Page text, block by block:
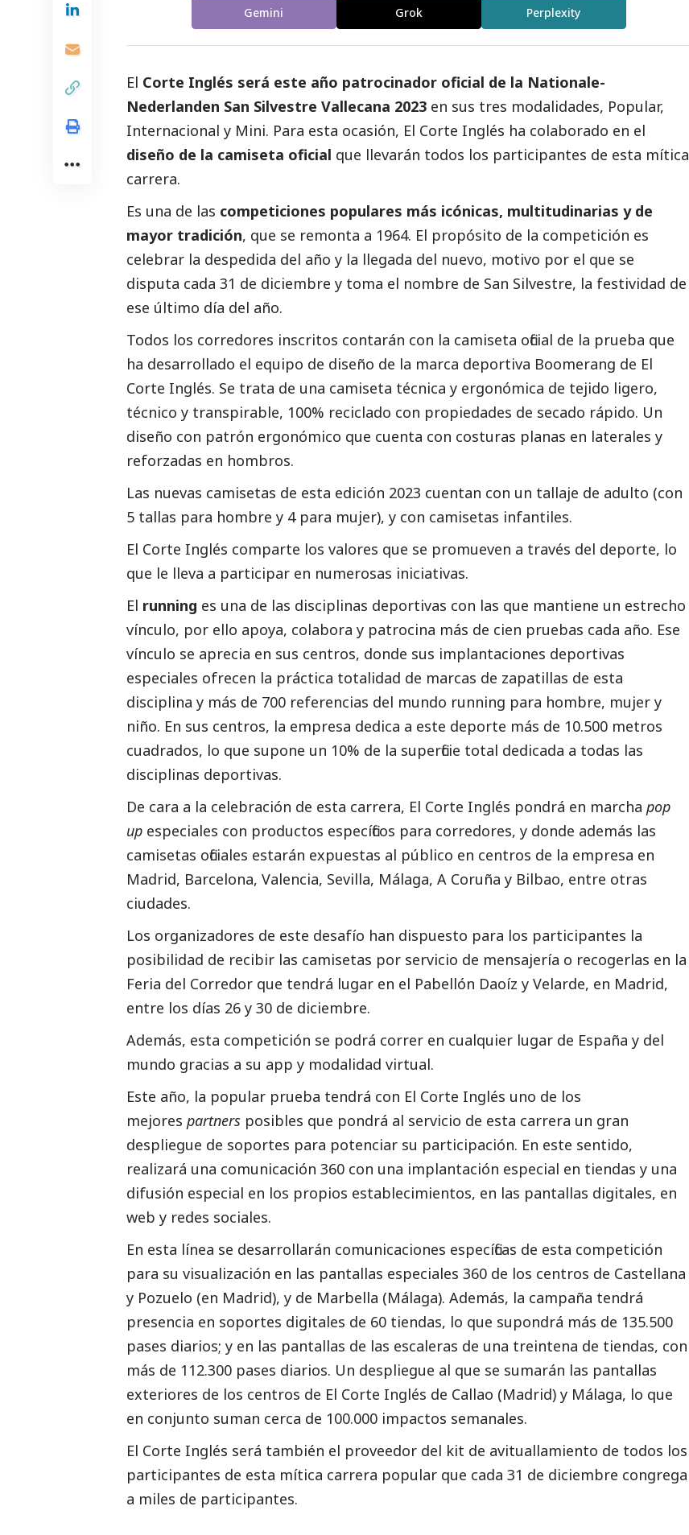
Gemini Grok Perplexity
El Corte Inglés será este año patrocinador oficial de la Nationale-
Nederlanden San Silvestre Vallecana 2023 en sus tres modalidades, Popular,
Internacional y Mini. Para esta ocasión, El Corte Inglés ha colaborado en el
diseño de la camiseta oficial que llevarán todos los participantes de esta mítica
carrera.
Es una de las competiciones populares más icónicas, multitudinarias y de
mayor tradición, que se remonta a 1964. El propósito de la competición es
celebrar la despedida del año y la llegada del nuevo, motivo por el que se
disputa cada 31 de diciembre y toma el nombre de San Silvestre, la festividad de
ese último día del año.
Todos los corredores inscritos contarán con la camiseta oficial de la prueba que
ha desarrollado el equipo de diseño de la marca deportiva Boomerang de El
Corte Inglés. Se trata de una camiseta técnica y ergonómica de tejido ligero,
técnico y transpirable, 100% reciclado con propiedades de secado rápido. Un
diseño con patrón ergonómico que cuenta con costuras planas en laterales y
reforzadas en hombros.
Las nuevas camisetas de esta edición 2023 cuentan con un tallaje de adulto (con
5 tallas para hombre y 4 para mujer), y con camisetas infantiles.
El Corte Inglés comparte los valores que se promueven a través del deporte, lo
que le lleva a participar en numerosas iniciativas.
El running es una de las disciplinas deportivas con las que mantiene un estrecho
vínculo, por ello apoya, colabora y patrocina más de cien pruebas cada año. Ese
vínculo se aprecia en sus centros, donde sus implantaciones deportivas
especiales ofrecen la práctica totalidad de marcas de zapatillas de esta
disciplina y más de 700 referencias del mundo running para hombre, mujer y
niño. En sus centros, la empresa dedica a este deporte más de 10.500 metros
cuadrados, lo que supone un 10% de la superficie total dedicada a todas las
disciplinas deportivas.
De cara a la celebración de esta carrera, El Corte Inglés pondrá en marcha pop
up especiales con productos específicos para corredores, y donde además las
camisetas oficiales estarán expuestas al público en centros de la empresa en
Madrid, Barcelona, Valencia, Sevilla, Málaga, A Coruña y Bilbao, entre otras
ciudades.
Los organizadores de este desafío han dispuesto para los participantes la
posibilidad de recibir las camisetas por servicio de mensajería o recogerlas en la
Feria del Corredor que tendrá lugar en el Pabellón Daoíz y Velarde, en Madrid,
entre los días 26 y 30 de diciembre.
Además, esta competición se podrá correr en cualquier lugar de España y del
mundo gracias a su app y modalidad virtual.
Este año, la popular prueba tendrá con El Corte Inglés uno de los
mejores partners posibles que pondrá al servicio de esta carrera un gran
despliegue de soportes para potenciar su participación. En este sentido,
realizará una comunicación 360 con una implantación especial en tiendas y una
difusión especial en los propios establecimientos, en las pantallas digitales, en
web y redes sociales.
En esta línea se desarrollarán comunicaciones específicas de esta competición
para su visualización en las pantallas especiales 360 de los centros de Castellana
y Pozuelo (en Madrid), y de Marbella (Málaga). Además, la campaña tendrá
presencia en soportes digitales de 60 tiendas, lo que supondrá más de 135.500
pases diarios; y en las pantallas de las escaleras de una treintena de tiendas, con
más de 112.300 pases diarios. Un despliegue al que se sumarán las pantallas
exteriores de los centros de El Corte Inglés de Callao (Madrid) y Málaga, lo que
en conjunto suman cerca de 100.000 impactos semanales.
El Corte Inglés será también el proveedor del kit de avituallamiento de todos los
participantes de esta mítica carrera popular que cada 31 de diciembre congrega
a miles de participantes.